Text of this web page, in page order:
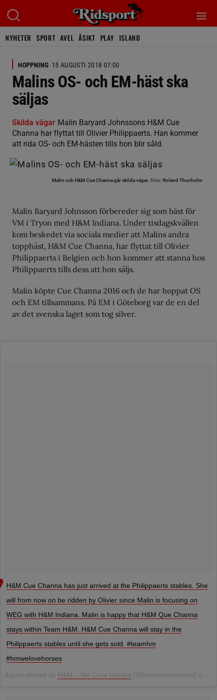
NYHETER SPORT AVEL ÅSIKT PLAY ISLAND
HOPPNING 15 AUGUSTI 2018 07:00
Malins OS- och EM-häst ska
säljas
Skilda vägar Malin Baryard Johnssons H&M Cue
Channa har flyttat till Olivier Philippaerts. Han kommer
att rida OS- och EM-hästen tills hon blir såld.
Malin och H&M Cue Channa går skilda vägar. Foto: Roland Thunholm
Malin Baryard Johnsson förbereder sig som bäst för
VM i Tryon med H&M Indiana. Under tisdagskvällen
kom beskedet via sociala medier att Malins andra
topphäst, H&M Cue Channa, har flyttat till Olivier
Philippaerts i Belgien och hon kommer att stanna hos
Philippaerts tills dess att hon säljs.
Malin köpte Cue Channa 2016 och de har hoppat OS
och EM tillsammans. På EM i Göteborg var de en del
av det svenska laget som tog silver.
H&M Cue Channa has just arrived at the Philippaerts stables. She
will from now on be ridden by Olivier since Malin is focusing on
WEG with H&M Indiana. Malin is happy that H&M Que Channa
stays within Team H&M. H&M Cue Channa will stay in the
Philippaerts stables until she gets sold. #teamhm
#hmwelovehorses
A post shared by H&M – We Love Horses (@hmwelovehorses) on